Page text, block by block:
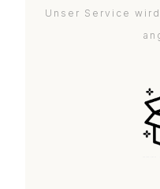
Unser Service